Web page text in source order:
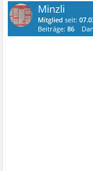
Minzli
Mitglied seit:
Beiträge:86